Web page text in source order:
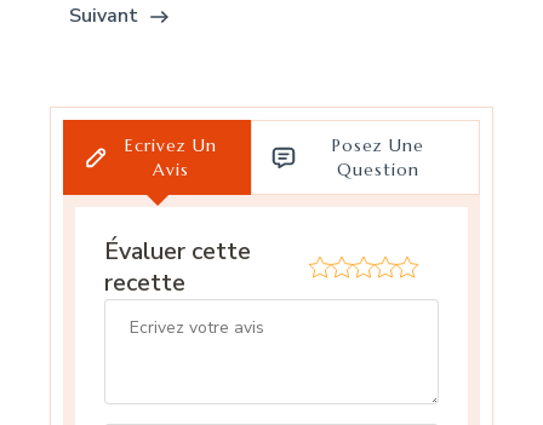
Suivant
Ecrivez Un
Avis
Posez Une
Question
Évaluer cette
recette